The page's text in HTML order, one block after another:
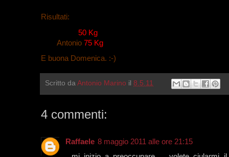
Risultati:
50 Kg
Antonio 75 Kg
E buona Domenica. :-)
Scritto da Antonio Marino il 8.5.11
4 commenti:
Raffaele 8 maggio 2011 alle ore 21:15